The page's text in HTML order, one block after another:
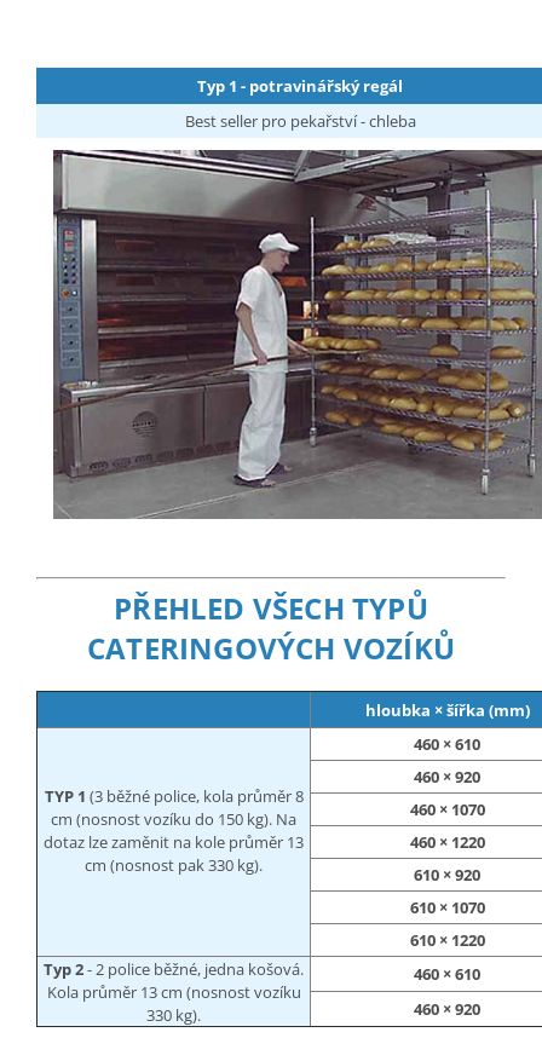
Typ 1 - potravinářský regál
Best seller pro pekařství - chleba
PŘEHLED VŠECH TYPŮ
CATERINGOVÝCH VOZÍKŮ
hloubka × šířka (mm)
TYP 1 (3 běžné police, kola průměr 8
cm (nosnost vozíku do 150 kg). Na
dotaz lze zaměnit na kole průměr 13
cm (nosnost pak 330 kg).
460 × 610
460 × 920
460 × 1070
460 × 1220
610 × 920
610 × 1070
610 × 1220
Typ 2- 2 police běžné, jedna košová.
Kola průměr 13 cm (nosnost vozíku
330 kg).
460 × 610
460 × 920